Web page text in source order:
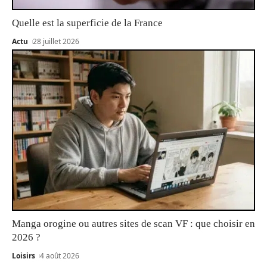
Quelle est la superficie de la France
Actu 28 juillet 2026
Manga orogine ou autres sites de scan VF : que choisir en
2026 ?
Loisirs 4 août 2026